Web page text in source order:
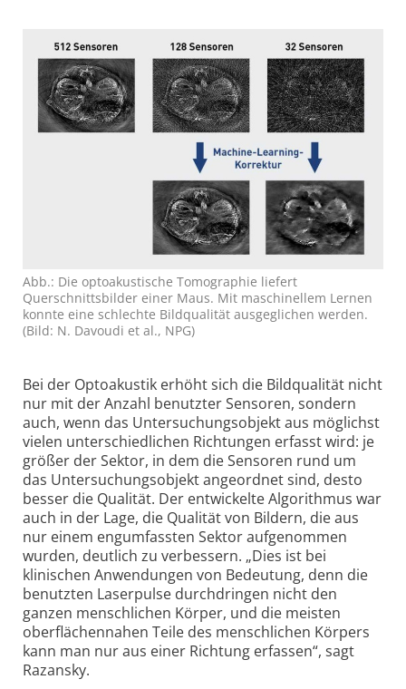
Abb.: Die opto­akustische Tomo­graphie liefert
Querschnitts­bilder einer Maus. Mit maschinellem Lernen
konnte eine schlechte Bild­qualität ausge­glichen werden.
(Bild: N. Davoudi et al., NPG)
Bei der Optoakustik erhöht sich die Bildqualität nicht
nur mit der Anzahl benutzter Sensoren, sondern
auch, wenn das Untersuchungs­objekt aus möglichst
vielen unterschiedlichen Richtungen erfasst wird: je
größer der Sektor, in dem die Sensoren rund um
das Untersuchungs­objekt angeordnet sind, desto
besser die Qualität. Der entwickelte Algorithmus war
auch in der Lage, die Qualität von Bildern, die aus
nur einem engum­fassten Sektor aufgenommen
wurden, deutlich zu verbessern. „Dies ist bei
klinischen Anwendungen von Bedeutung, denn die
benutzten Laserpulse durchdringen nicht den
ganzen menschlichen Körper, und die meisten
oberflächen­nahen Teile des mensch­lichen Körpers
kann man nur aus einer Richtung erfassen“, sagt
Razansky.